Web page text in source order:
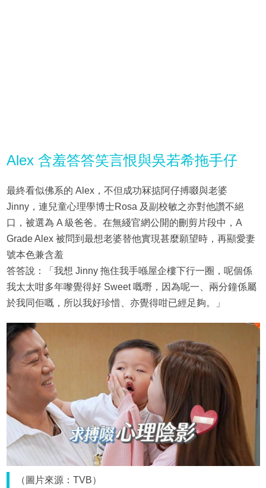
Alex 含羞答答笑言恨與吳若希拖手仔
最終看似佛系的 Alex，不但成功冧掂阿仔搏啜與老婆
Jinny，連兒童心理學博士Rosa 及副校敏之亦對他讚不絕
口，被選為 A 級爸爸。在無綫官網公開的刪剪片段中，A
Grade Alex 被問到最想老婆替他實現甚麼願望時，再顯愛妻
號本色兼含羞
答答說：「我想 Jinny 拖住我手喺屋企樓下行一圈，呢個係
我太太咁多年嚟覺得好 Sweet 嘅嘢，因為呢一、兩分鐘係屬
於我同佢嘅，所以我好珍惜、亦覺得咁已經足夠。」
（圖片來源：TVB）